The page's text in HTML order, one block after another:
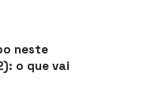
neste
o que vai